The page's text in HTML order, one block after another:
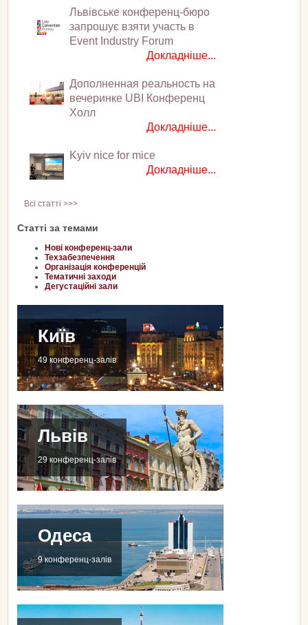
Львівське конференц-бюро
запрошує взяти участь в
Event Industry Forum
Докладніше...
Дополненная реальность на
вечеринке UBI Конференц
Холл
Докладніше...
Kyiv nice for mice
Докладніше...
Всі статті >>>
Статті за темами
Нові конференц-зали
Техзабезпечення
Організація конференцій
Тематичні заходи
Дегустаційні зали
Київ
49 конференц-залів
Львів
29 конференц-залів
Одеса
9 конференц-залів